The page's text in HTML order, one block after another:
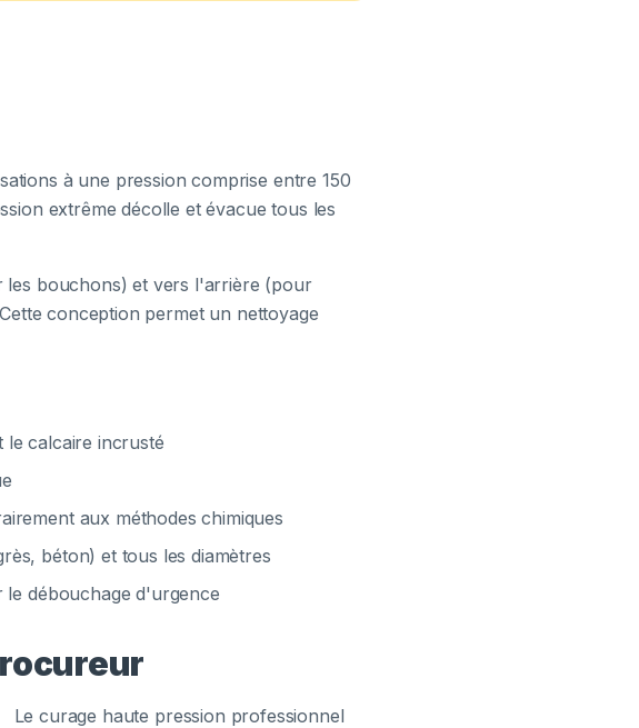
à une pression comprise entre 150
extrême décolle et évacue tous les
les bouchons) et vers l'arrière (pour
conception permet un nettoyage
le calcaire incrusté
aux méthodes chimiques
béton) et tous les diamètres
débouchage d'urgence
Le curage haute pression professionnel